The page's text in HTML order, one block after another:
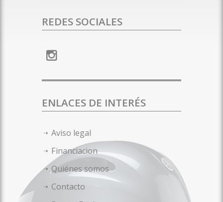
REDES SOCIALES
ENLACES DE INTERÉS
Aviso legal
Financiacion
Quiénes somos
Contacto